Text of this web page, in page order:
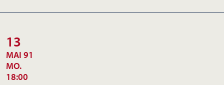
13
MAI 91
MO.
18:00